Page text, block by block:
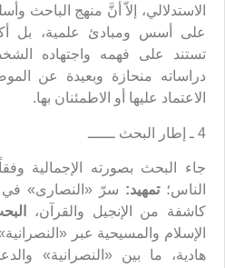
الاستدلالي، إلاّ أنَّ منهج الباحث
على أسس ومبادئ علمية، بل
تستند على فهمه واجتهاده
دراساته منحازة وبعيدة عن
الاعتماد عليها أو الاطمئنان بها.
4 ـ إطار البحث ــــــ
جاء البحث بصورته الإجمالية
الناس؛تمهيد: سرّ «النصارى» في
كاشفة من الإنجيل والقرآن،
الإسلام والمسيحية عبر
هادية، ما بين «النصرانية»